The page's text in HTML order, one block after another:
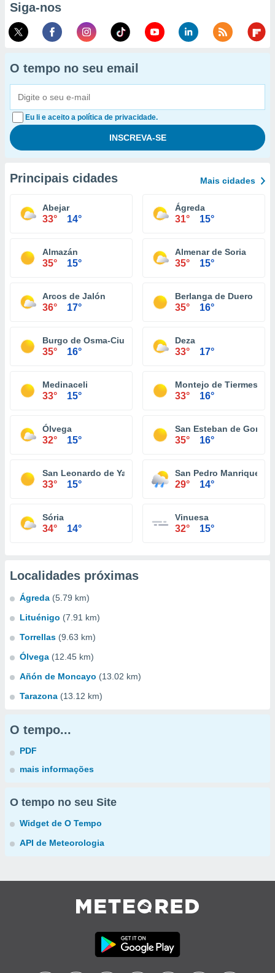
Siga-nos
O tempo no seu email
Eu li e aceito a política de privacidade.
Principais cidades Mais cidades
Abejar
33° 14°
Ágreda
31° 15°
Almazán
35° 15°
Almenar de Soria
35° 15°
Arcos de Jalón
36° 17°
Berlanga de Duero
35° 16°
Burgo de Osma-Ciudad de Osma
35° 16°
Deza
33° 17°
Medinaceli
33° 15°
Montejo de Tiermes
33° 16°
Ólvega
32° 15°
San Esteban de Gormaz
35° 16°
San Leonardo de Yagüe
33° 15°
San Pedro Manrique
29° 14°
Sória
34° 14°
Vinuesa
32° 15°
Localidades próximas
Ágreda (5.79 km)
Lituénigo (7.91 km)
Torrellas (9.63 km)
Ólvega (12.45 km)
Añón de Moncayo (13.02 km)
Tarazona (13.12 km)
O tempo...
PDF
mais informações
O tempo no seu Site
Widget de O Tempo
API de Meteorologia